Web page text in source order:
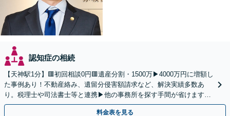
認知症の相続
【天神駅1分】🟥初回相談0円🟥遺産分割・1500万▶4000万円に増額し
た事例あり！不動産絡み、遺留分侵害額請求など、解決実績多数あ
り。税理士や司法書士等と連携▶他の事務所を探す手間が省けます！
不動産会社と連携し無料査定&財産調査も◎
料金表を見る